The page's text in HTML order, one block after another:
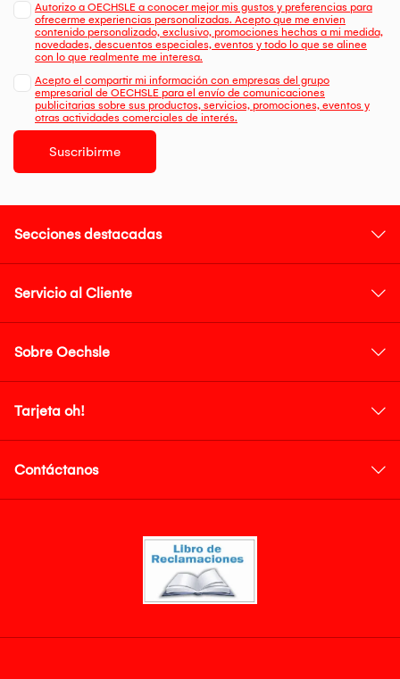
Autorizo a OECHSLE a conocer mejor mis gustos y preferencias para
ofrecerme experiencias personalizadas. Acepto que me envien
contenido personalizado, exclusivo, promociones hechas a mi medida,
novedades, descuentos especiales, eventos y todo lo que se alinee
con lo que realmente me interesa.
Acepto el compartir mi información con empresas del grupo
empresarial de OECHSLE para el envío de comunicaciones
publicitarias sobre sus productos, servicios, promociones, eventos y
otras actividades comerciales de interés.
Suscribirme
Secciones destacadas
Servicio al Cliente
Sobre Oechsle
Tarjeta oh!
Contáctanos